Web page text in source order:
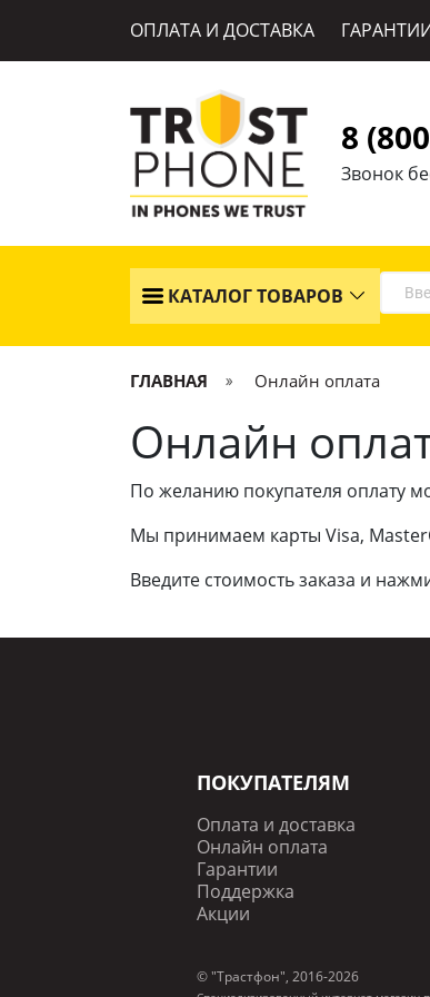
ОПЛАТА И ДОСТАВКА
8
Звонок
КАТАЛОГ ТОВАРОВ
ГЛАВНАЯ Онлайн оплата
Онлайн
По желанию покупателя оплату
Мы принимаем карты Visa,
Введите стоимость заказа и
ПОКУПАТЕЛЯМ
Оплата и доставка
Онлайн оплата
Гарантии
Поддержка
Акции
© "Трастфон", 2016-2026